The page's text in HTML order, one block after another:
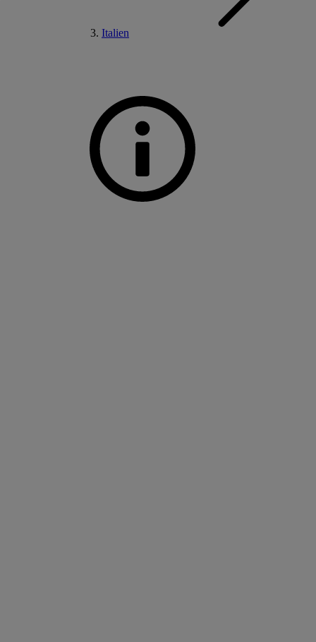
Italien